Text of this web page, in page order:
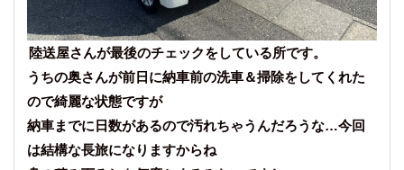
陸送屋さんが最後のチェックをしている所です。
うちの奥さんが前日に納車前の洗車＆掃除をしてくれた
ので綺麗な状態ですが
納車までに日数があるので汚れちゃうんだろうな…今回
は結構な長旅になりますからね